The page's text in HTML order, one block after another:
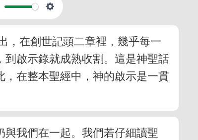
，在創世記頭二章裡，幾乎每一
啟示錄就成熟收割。這是神聖話
在整本聖經中，神的啟示是一貫
我們在一起。我們若仔細讀聖